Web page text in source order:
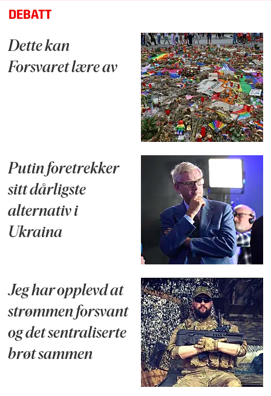
DEBATT
Dette kan
Forsvaret lære av
Putin foretrekker
sitt dårligste
alternativ i
Ukraina
Jeg har opplevd at
strømmen forsvant
og det sentraliserte
brøt sammen